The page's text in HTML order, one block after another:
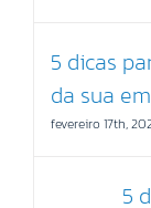
5 dicas
da sua
fevereiro 17th,
5